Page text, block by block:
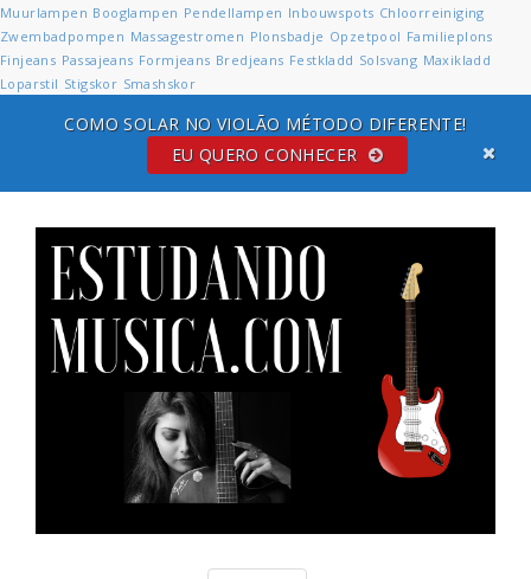
Muurlampen Booglampen Pendellampen Inbouwspots Chloorreiniging
Zwembadpompen Massagestromen Plonsbadje Opzetpool Familieplons
Finjeans Passajeans Formjeans Bredjeans Festkladd Solsvang Maxikladd
Loparstil Stigskor Smashskor
EU QUERO CONHECER